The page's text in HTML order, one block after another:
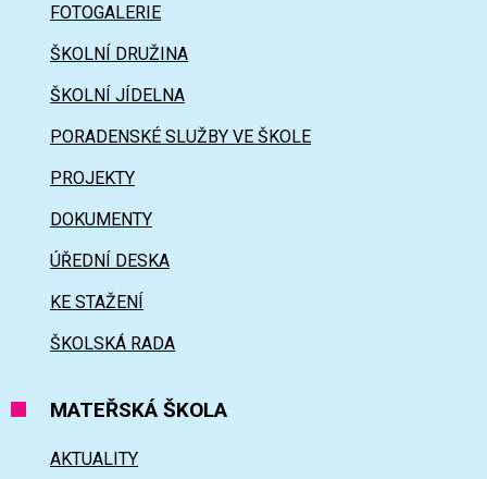
FOTOGALERIE
ŠKOLNÍ DRUŽINA
ŠKOLNÍ JÍDELNA
PORADENSKÉ SLUŽBY VE ŠKOLE
PROJEKTY
DOKUMENTY
ÚŘEDNÍ DESKA
KE STAŽENÍ
ŠKOLSKÁ RADA
MATEŘSKÁ ŠKOLA
AKTUALITY